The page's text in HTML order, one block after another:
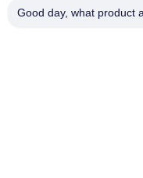
Good day, what product